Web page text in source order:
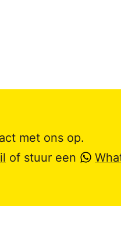
met ons op.
of stuur een